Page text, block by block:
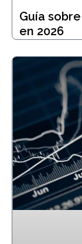
Guía
en 2026